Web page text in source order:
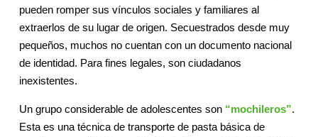
pueden romper sus vínculos sociales y familiares al
extraerlos de su lugar de origen. Secuestrados desde muy
pequeños, muchos no cuentan con un documento nacional
de identidad. Para fines legales, son ciudadanos
inexistentes.
Un grupo considerable de adolescentes son “mochileros”.
Esta es una técnica de transporte de pasta básica de